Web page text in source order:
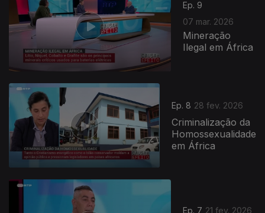
Ep. 9
07 mar. 2026
Mineração
Ilegal em África
Ep. 8 28 fev. 2026
Criminalização da
Homossexualidade
em África
Ep. 7 21 fev. 2026
908920